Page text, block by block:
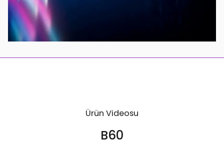
Ürün Videosu
B60